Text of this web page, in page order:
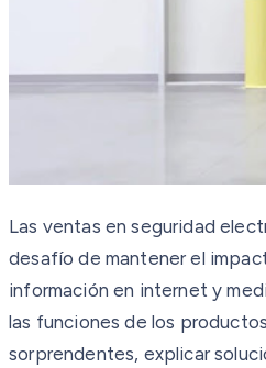
Las ventas en seguridad
desafío de mantener el
información en internet y
las funciones de los
sorprendentes, explicar